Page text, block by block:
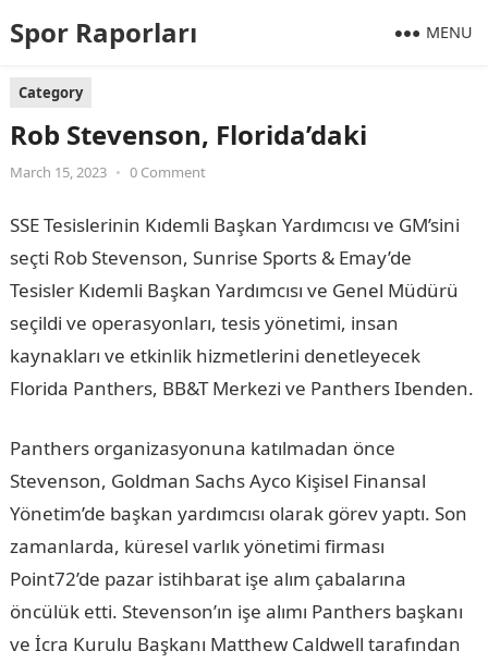
Spor Raporları MENU
Category
Rob Stevenson, Florida’daki
March 15, 2023 • 0 Comment
SSE Tesislerinin Kıdemli Başkan Yardımcısı ve GM’sini
seçti Rob Stevenson, Sunrise Sports & Emay’de
Tesisler Kıdemli Başkan Yardımcısı ve Genel Müdürü
seçildi ve operasyonları, tesis yönetimi, insan
kaynakları ve etkinlik hizmetlerini denetleyecek
Florida Panthers, BB&T Merkezi ve Panthers Ibenden.
Panthers organizasyonuna katılmadan önce
Stevenson, Goldman Sachs Ayco Kişisel Finansal
Yönetim’de başkan yardımcısı olarak görev yaptı. Son
zamanlarda, küresel varlık yönetimi firması
Point72’de pazar istihbarat işe alım çabalarına
öncülük etti. Stevenson’ın işe alımı Panthers başkanı
ve İcra Kurulu Başkanı Matthew Caldwell tarafından